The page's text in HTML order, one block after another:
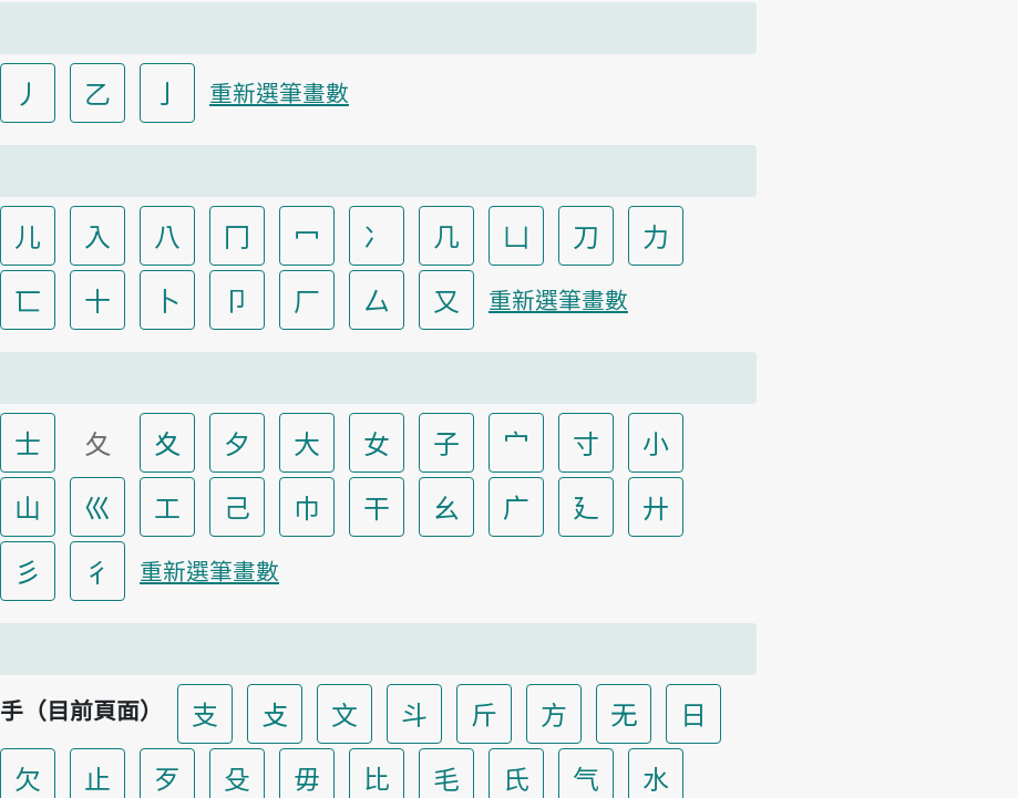
丿 乙 亅 重新選筆畫數
儿 入 八 冂 冖 冫 几 凵 刀
力
匸 十 卜 卩 厂 厶 又 重新選筆畫數
士 夂 夊 夕 大 女 子 宀 寸
小
山 巛 工 己 巾 干 幺 广 廴
廾
彡 彳 重新選筆畫數
手（目前頁面） 支 攴 文 斗 斤 方 无
日
欠 止 歹 殳 毋 比 毛 氏 气
水